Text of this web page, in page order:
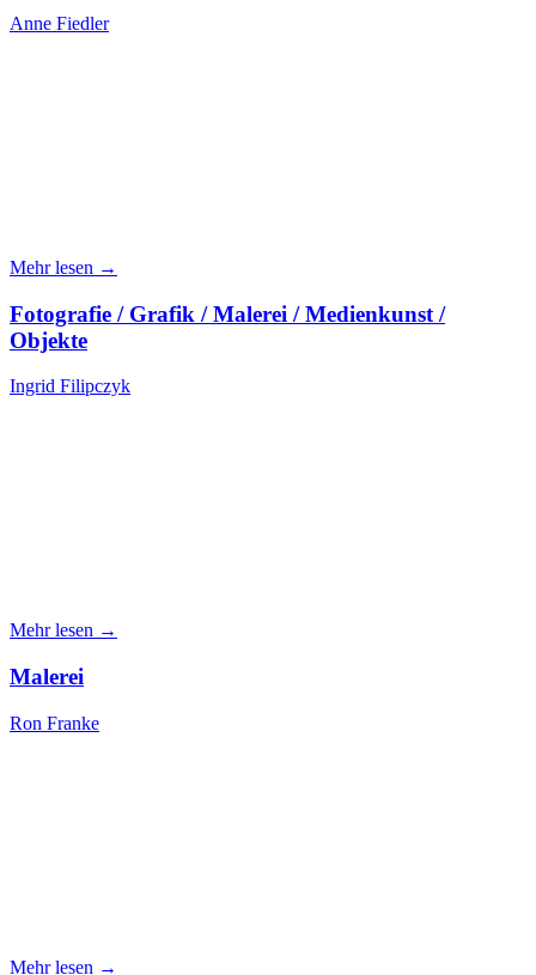
Anne Fiedler
Mehr lesen →
Fotografie / Grafik / Malerei / Medienkunst /
Objekte
Ingrid Filipczyk
Mehr lesen →
Malerei
Ron Franke
Mehr lesen →